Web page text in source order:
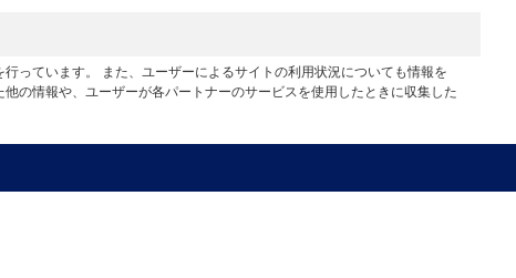
っています。 また、ユーザーによるサイトの利用状況についても情報を
の情報や、ユーザーが各パートナーのサービスを使用したときに収集した